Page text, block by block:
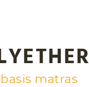
matras